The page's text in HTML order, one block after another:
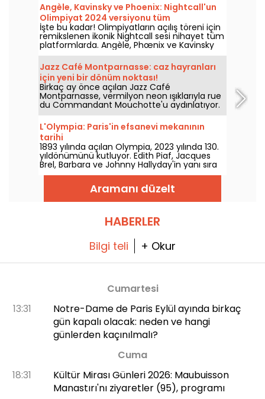
Angèle, Kavinsky ve Phoenix: Nightcall'un
Olimpiyat 2024 versiyonu tüm
platformlarda
İşte bu kadar! Olimpiyatların açılış töreni için
remikslenen ikonik Nightcall sesi nihayet tüm
platformlarda. Angèle, Phœnix ve Kavinsky
tarafından yapılan bir versiyon, resmi olarak
yayınlanmadan önce zaten heyecan
yaratmıştı.
Jazz Café Montparnasse: caz hayranları
için yeni bir dönüm noktası!
Birkaç ay önce açılan Jazz Café
Montparnasse, vermilyon neon ışıklarıyla rue
du Commandant Mouchotte'u aydınlatıyor.
İçeride caz ve iyi yemek sizi bekliyor....
L'Olympia: Paris'in efsanevi mekanının
tarihi
1893 yılında açılan Olympia, 2023 yılında 130.
yıldönümünü kutluyor. Edith Piaf, Jacques
Brel, Barbara ve Johnny Hallyday'in yanı sıra
Billie Holiday, The Beatles ve The Rolling
Stones gibi isimlerin sahne aldığı bu efsanevi
Paris konser ve eğlence mekânının tarihine
bir göz atıyoruz.
Aramanı düzelt
HABERLER
Bilgi teli + Okur
Cumartesi
13:31
Notre-Dame de Paris Eylül ayında birkaç
gün kapalı olacak: neden ve hangi
günlerden kaçınılmalı?
Cuma
18:31
Kültür Mirası Günleri 2026: Maubuisson
Manastırı'nı ziyaretler (95), programı